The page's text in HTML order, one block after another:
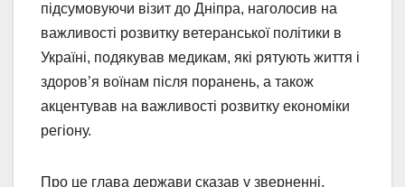
підсумовуючи візит до Дніпра, наголосив на
важливості розвитку ветеранської політики в
Україні, подякував медикам, які рятують життя і
здоров’я воїнам після поранень, а також
акцентував на важливості розвитку економіки
регіону.
Про це глава держави сказав у зверненні,